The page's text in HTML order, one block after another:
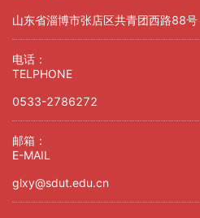
山东省淄博市张店区共青团西路88号
电话：
TELPHONE
0533-2786272
邮箱：
E-MAIL
glxy@sdut.edu.cn